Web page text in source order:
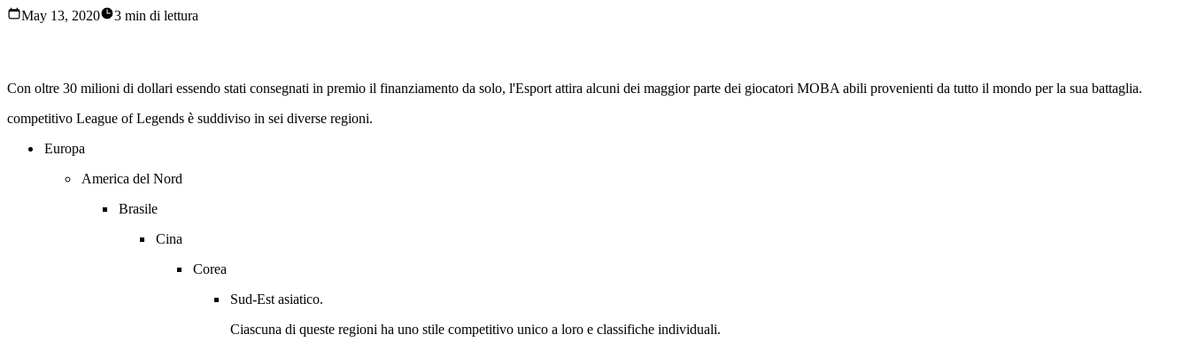
May 13, 2020 3 min di lettura
Con oltre 30 milioni di dollari essendo stati consegnati in premio il finanziamento da solo, l'Esport attira alcuni dei maggior parte dei giocatori MOBA abili provenienti da tutto il mondo per la sua battaglia.
competitivo League of Legends è suddiviso in sei diverse regioni.
Europa
America del Nord
Brasile
Cina
Corea
Sud-Est asiatico.
Ciascuna di queste regioni ha uno stile competitivo unico a loro e classifiche individuali.